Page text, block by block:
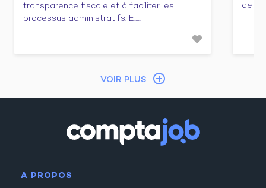
transparence fiscale et à faciliter les
processus administratifs. E......
de
VOIR PLUS
A PROPOS